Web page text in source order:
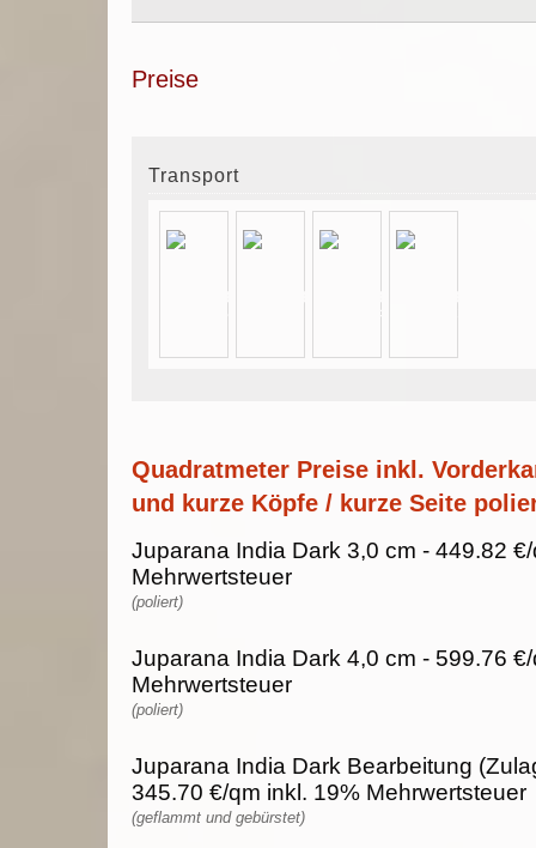
Preise
Transport
Quadratmeter Preise inkl.
und kurze Köpfe / kurze Seite
Juparana India Dark 3,0 cm - 449.82
Mehrwertsteuer
(poliert)
Juparana India Dark 4,0 cm - 599.76
Mehrwertsteuer
(poliert)
Juparana India Dark Bearbeitung
345.70 €/qm inkl. 19% Mehrwertsteuer
(geflammt und gebürstet)